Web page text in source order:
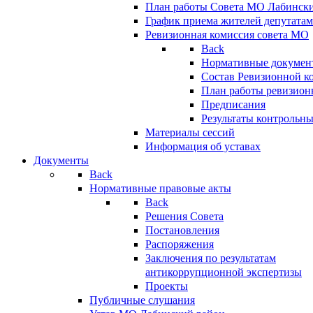
План работы Совета МО
График приема жителей
Ревизионная комиссия совета МО
Back
Нормативные
Состав Ревизионной
План работы
Предписания
Результаты
Материалы сессий
Информация об уставах
Документы
Back
Нормативные правовые акты
Back
Решения Совета
Постановления
Распоряжения
Заключения по результатам
антикоррупционной экспертизы
Проекты
Публичные слушания